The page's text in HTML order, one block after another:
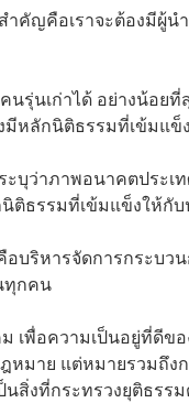
คัญคือเราจะต้องมีผู้
นเก่าได้ อย่างน้อย
มีหลักนิติธรรมที่เข้มแข็ง
บุว่าภาพอนาคตประ
ติธรรมที่เข้มแข็งให้กับ
บริหารจัดการกระบว
ทุกคน
เพื่อความเป็นอยู่ที่ดี
มาย แต่หมายรวมถึง
สิ่งที่กระทรวงยุติธรร